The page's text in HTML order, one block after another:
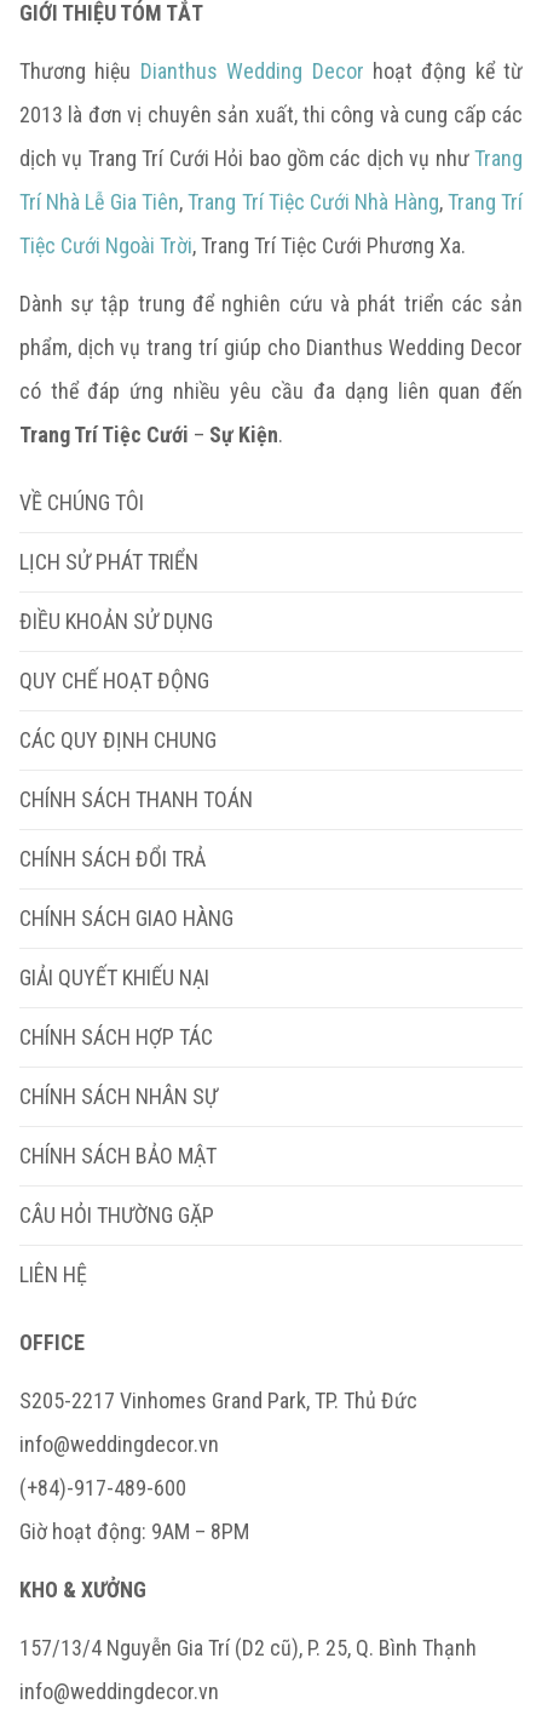
GIỚI THIỆU TÓM TẮT
Thương hiệu Dianthus Wedding Decor hoạt động kể từ
2013 là đơn vị chuyên sản xuất, thi công và cung cấp các
dịch vụ Trang Trí Cưới Hỏi bao gồm các dịch vụ nhưTrang
Trí Nhà Lễ Gia Tiên,Trang Trí Tiệc Cưới Nhà Hàng,Trang Trí
Tiệc Cưới Ngoài Trời, Trang Trí Tiệc Cưới Phương Xa.
Dành sự tập trung để nghiên cứu và phát triển các sản
phẩm, dịch vụ trang trí giúp cho Dianthus Wedding Decor
có thể đáp ứng nhiều yêu cầu đa dạng liên quan đến
Trang Trí Tiệc Cưới – Sự Kiện.
VỀ CHÚNG TÔI
LỊCH SỬ PHÁT TRIỂN
ĐIỀU KHOẢN SỬ DỤNG
QUY CHẾ HOẠT ĐỘNG
CÁC QUY ĐỊNH CHUNG
CHÍNH SÁCH THANH TOÁN
CHÍNH SÁCH ĐỔI TRẢ
CHÍNH SÁCH GIAO HÀNG
GIẢI QUYẾT KHIẾU NẠI
CHÍNH SÁCH HỢP TÁC
CHÍNH SÁCH NHÂN SỰ
CHÍNH SÁCH BẢO MẬT
CÂU HỎI THƯỜNG GẶP
LIÊN HỆ
OFFICE
S205-2217 Vinhomes Grand Park, TP. Thủ Đức
info@weddingdecor.vn
(+84)-917-489-600
Giờ hoạt động: 9AM – 8PM
KHO & XƯỞNG
157/13/4 Nguyễn Gia Trí (D2 cũ), P. 25, Q. Bình Thạnh
info@weddingdecor.vn